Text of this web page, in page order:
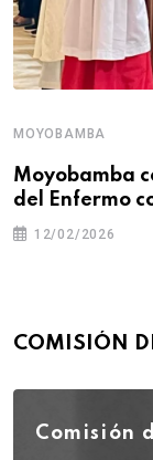
MOYOBAMBA
Moyobamba
del Enfermo
12/02/2026
COMISIÓN
Comisión